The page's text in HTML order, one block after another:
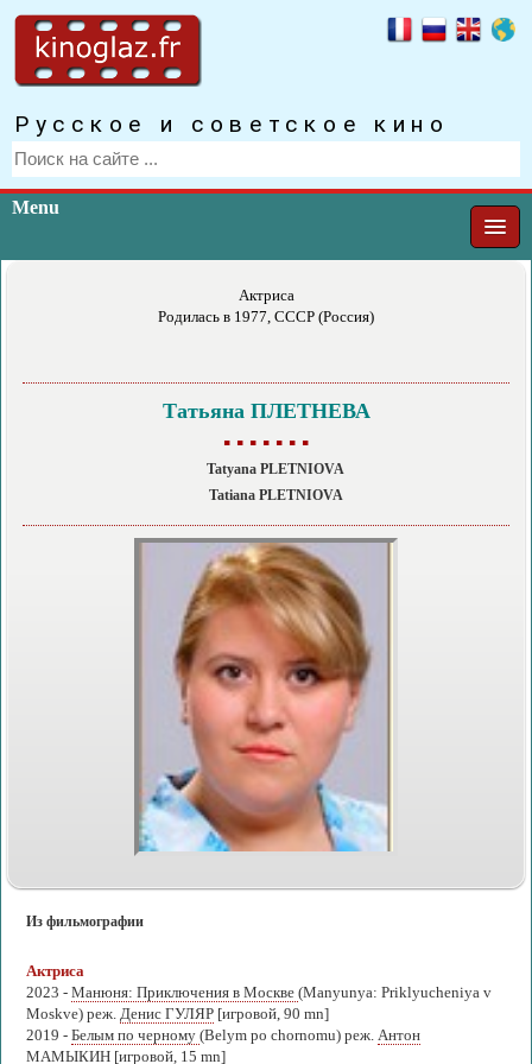
Русское и советское кино
Menu
Актриса
Родилась в 1977, СССР (Россия)
Татьяна ПЛЕТНЕВА
▪ ▪ ▪ ▪ ▪ ▪ ▪
Tatyana PLETNIOVA
Tatiana PLETNIOVA
Из фильмографии
Актриса
2023 - Манюня: Приключения в Москве (Manyunya: Priklyucheniya v
Moskve) реж. Денис ГУЛЯР [игровой, 90 mn]
2019 - Белым по черному (Belym po chornomu) реж. Антон
МАМЫКИН [игровой, 15 mn]